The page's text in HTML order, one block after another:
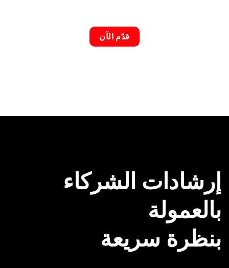
قدّم الآن
إرشادات الشركاء
بالعمولة
بنظرة سريعة